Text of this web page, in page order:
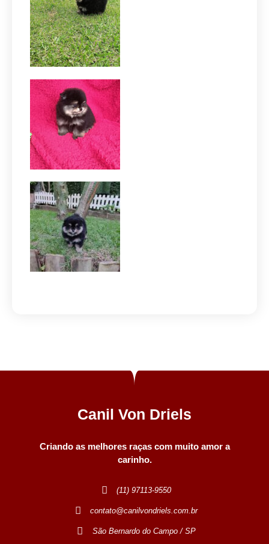
Canil Von Driels
Criando as melhores raças com muito amor a
carinho.
(11) 97113-9550
contato@canilvondriels.com.br
São Bernardo do Campo / SP